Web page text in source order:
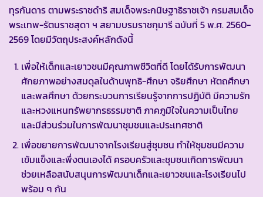
ทุรกันดาร ตามพระราชดำริ สมเด็จพระกนิษฐาธิราชเจ้า กรมสมเด็จ
พระเทพ-รัตนราชสุดา ฯ สยามบรมราชกุมารี ฉบับที่ 5 พ.ศ. 2560-
2569 โดยมีวัตถุประสงค์หลักดังนี้
เพื่อให้เด็กและเยาวชนมีคุณภาพชีวิตที่ดี โดยได้รับการพัฒนา
ศักยภาพอย่างสมดุลในด้านพุทธิ-ศึกษา จริยศึกษา หัตถศึกษา
และพลศึกษา ด้วยกระบวนการเรียนรู้จากการปฏิบัติ มีความรัก
และหวงแหนทรัพยากรธรรมชาติ ภาคภูมิใจในความเป็นไทย
และมีส่วนร่วมในการพัฒนาชุมชนและประเทศชาติ
เพื่อขยายการพัฒนาจากโรงเรียนสู่ชุมชน ทำให้ชุมชนมีความ
เข้มแข็งและพึ่งตนเองได้ ครอบครัวและชุมชนเกิดการพัฒนา
ช่วยเหลือสนับสนุนการพัฒนาเด็กและเยาวชนและโรงเรียนไป
พร้อม ๆ กัน